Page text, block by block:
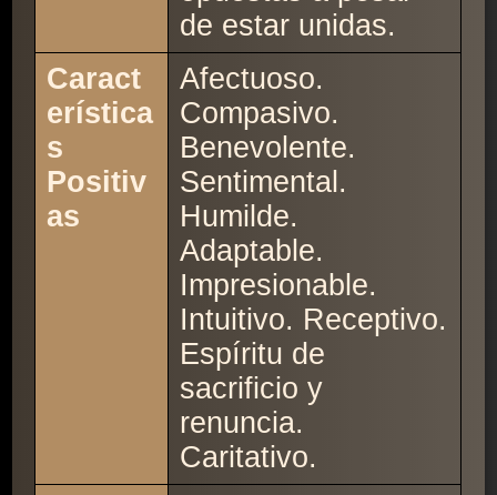
de estar unidas.
Caract
erística
s
Positiv
as
Afectuoso.
Compasivo.
Benevolente.
Sentimental.
Humilde.
Adaptable.
Impresionable.
Intuitivo. Receptivo.
Espíritu de
sacrificio y
renuncia.
Caritativo.